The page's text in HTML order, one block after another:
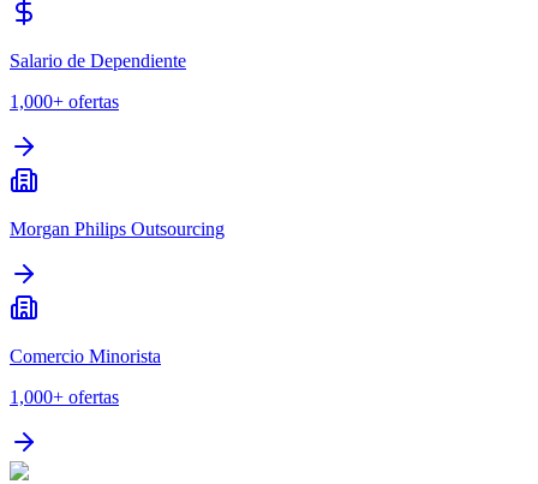
Salario de Dependiente
1,000+ ofertas
Morgan Philips Outsourcing
Comercio Minorista
1,000+ ofertas